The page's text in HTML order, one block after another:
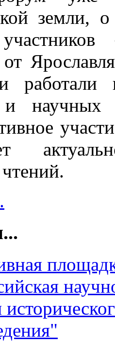
земли, о
работали
научных